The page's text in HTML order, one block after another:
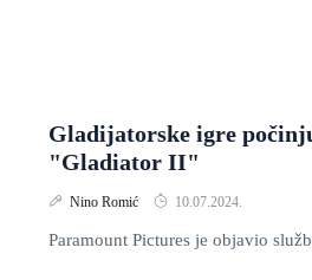
Gladijatorske igre
"Gladiator II"
Nino Romić 10.07.2024.
Paramount Pictures je objavio